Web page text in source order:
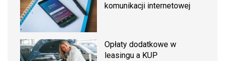
komunikacji internetowej
Opłaty dodatkowe w
leasingu a KUP